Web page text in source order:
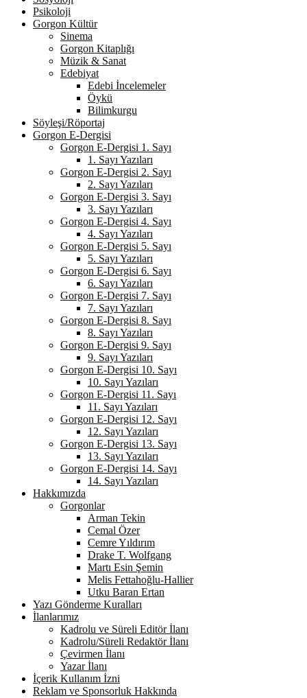
Psikoloji
Gorgon Kültür
Sinema
Gorgon Kitaplığı
Müzik & Sanat
Edebiyat
Edebi İncelemeler
Öykü
Bilimkurgu
Söyleşi/Röportaj
Gorgon E-Dergisi
Gorgon E-Dergisi 1. Sayı
1. Sayı Yazıları
Gorgon E-Dergisi 2. Sayı
2. Sayı Yazıları
Gorgon E-Dergisi 3. Sayı
3. Sayı Yazıları
Gorgon E-Dergisi 4. Sayı
4. Sayı Yazıları
Gorgon E-Dergisi 5. Sayı
5. Sayı Yazıları
Gorgon E-Dergisi 6. Sayı
6. Sayı Yazıları
Gorgon E-Dergisi 7. Sayı
7. Sayı Yazıları
Gorgon E-Dergisi 8. Sayı
8. Sayı Yazıları
Gorgon E-Dergisi 9. Sayı
9. Sayı Yazıları
Gorgon E-Dergisi 10. Sayı
10. Sayı Yazıları
Gorgon E-Dergisi 11. Sayı
11. Sayı Yazıları
Gorgon E-Dergisi 12. Sayı
12. Sayı Yazıları
Gorgon E-Dergisi 13. Sayı
13. Sayı Yazıları
Gorgon E-Dergisi 14. Sayı
14. Sayı Yazıları
Hakkımızda
Gorgonlar
Arman Tekin
Cemal Özer
Cemre Yıldırım
Drake T. Wolfgang
Martı Esin Şemin
Melis Fettahoğlu-Hallier
Utku Baran Ertan
Yazı Gönderme Kuralları
İlanlarımız
Kadrolu ve Süreli Editör İlanı
Kadrolu/Süreli Redaktör İlanı
Çevirmen İlanı
Yazar İlanı
İçerik Kullanım İzni
Reklam ve Sponsorluk Hakkında